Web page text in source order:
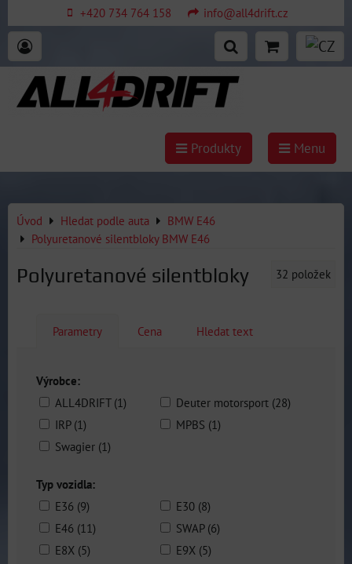
+420 734 764 158 info@all4drift.cz
Produkty Menu
Úvod Hledat podle auta
BMW E46
Polyuretanové silentbloky BMW E46
Polyuretanové silentbloky 32 položek
Parametry Cena Hledat text
Výrobce:
ALL4DRIFT (1)
Deuter motorsport (28)
IRP (1)
MPBS (1)
Swagier (1)
Typ vozidla:
E36 (9)
E30 (8)
E46 (11)
SWAP (6)
E8X (5)
E9X (5)